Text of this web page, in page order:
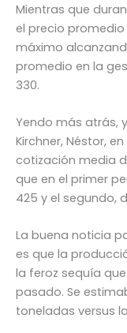
Mientras que
el precio promedio
máximo
promedio en la
330.
Yendo más atrás,
Kirchner, Néstor,
cotización media
que en el primer
425 y el segundo,
La buena noticia
es que la
la feroz sequía
pasado. Se
toneladas versus